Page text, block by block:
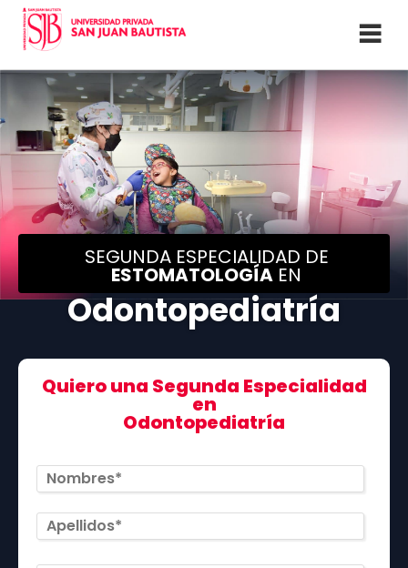
SEGUNDA ESPECIALIDAD DE
ESTOMATOLOGÍA EN
Odontopediatría
Quiero una Segunda Especialidad
en
Odontopediatría